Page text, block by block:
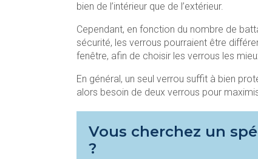
bien de l’intérieur que de l’extérieur.
Cependant, en fonction du nombre de
sécurité, les verrous pourraient être
fenêtre, afin de choisir les verrous les
En général, un seul verrou suffit à bien
alors besoin de deux verrous pour
Vous cherchez un
?